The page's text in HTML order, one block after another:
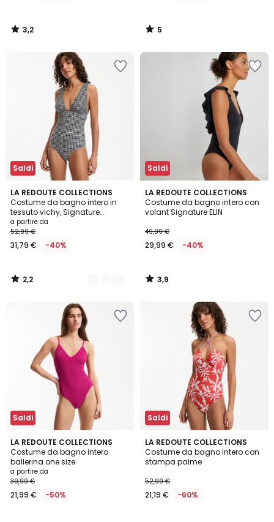
42,99
€ 3,2
/
5
/
Saldi
LA REDOUTE COLLECTIONS
Costume da bagno intero in
tessuto vichy, Signature
JOHANE
a partire da
52,99 €
31,79 € -40%
2,2
/ 5
2
Colori
2,2
/
Saldi
LA REDOUTE COLLECTIONS
Costume da bagno intero con
volant Signature ELIN
49,99 €
29,99 € -40%
3,9
/ 5
3,9
/
Saldi
LA REDOUTE COLLECTIONS
Costume da bagno intero
ballerina one size
a partire da
39,99 €
21,99 € -50%
1
/
5
2
Colori
Saldi
LA REDOUTE COLLECTIONS
Costume da bagno intero con
stampa palme
52,99 €
21,19 € -60%